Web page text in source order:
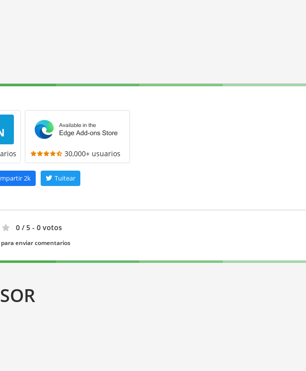
30,000+ usuarios
2k Tuitear
0 / 5 - 0 votos
enviar comentarios